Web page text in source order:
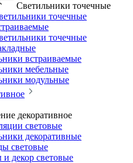
Светильники точечные
точечные
точечные
встраиваемые
мебельные
модульные
декоративное
световые
декоративные
световые
декор световые